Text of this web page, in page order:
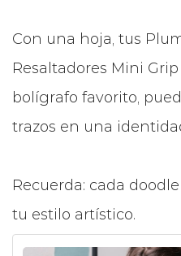
Con una hoja, tus
Resaltadores Mini
bolígrafo favorito,
trazos en una
Recuerda: cada
tu estilo artístico.